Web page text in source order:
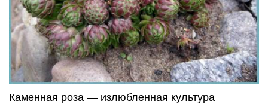
Каменная роза — излюбленная культура